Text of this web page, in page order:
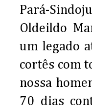
Pará-
Oldeildo
um legado
cortês com
nossa
70 dias